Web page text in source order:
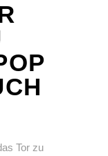
Tor zu